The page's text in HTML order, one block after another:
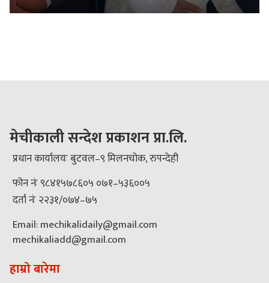
मेचीकाली सन्देश प्रकाशन प्रा.लि.
प्रधान कार्यालयः बुटवल–९ मिलनचोक, रुपन्देही
फोन नंः ९८४१५७८६०५ ०७१–५३६००५
दर्ता नंः २२३१/०७४–७५
Email: mechikalidaily@gmail.com
mechikaliadd@gmail.com
हाम्रो बारेमा